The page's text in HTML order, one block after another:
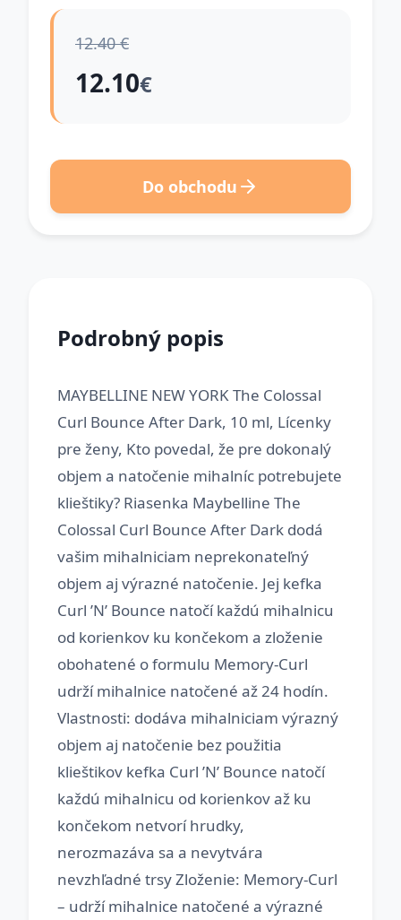
12.40 €
12.10€
Do obchodu
Podrobný popis
MAYBELLINE NEW YORK The Colossal
Curl Bounce After Dark, 10 ml, Lícenky
pre ženy, Kto povedal, že pre dokonalý
objem a natočenie mihalníc potrebujete
klieštiky? Riasenka Maybelline The
Colossal Curl Bounce After Dark dodá
vašim mihalniciam neprekonateľný
objem aj výrazné natočenie. Jej kefka
Curl ’N’ Bounce natočí každú mihalnicu
od korienkov ku končekom a zloženie
obohatené o formulu Memory-Curl
udrží mihalnice natočené až 24 hodín.
Vlastnosti: dodáva mihalniciam výrazný
objem aj natočenie bez použitia
klieštikov kefka Curl ’N’ Bounce natočí
každú mihalnicu od korienkov až ku
končekom netvorí hrudky,
nerozmazáva sa a nevytvára
nevzhľadné trsy Zloženie: Memory-Curl
– udrží mihalnice natočené a výrazné